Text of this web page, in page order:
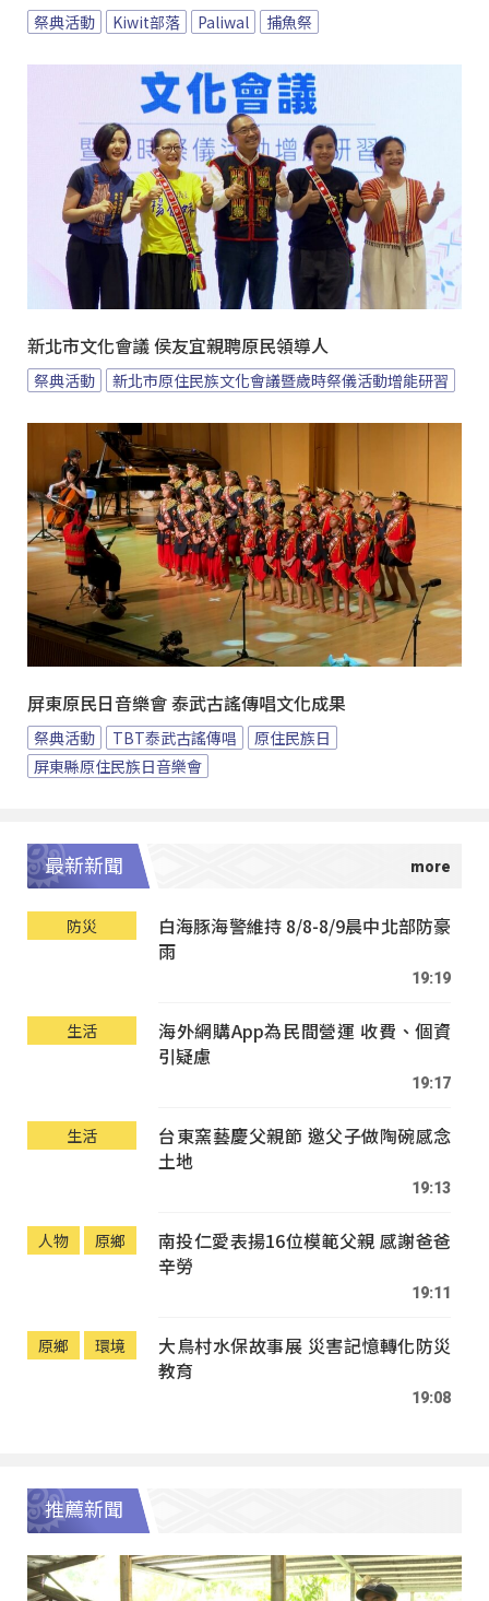
祭典活動 Kiwit部落 Paliwal 捕魚祭
新北市文化會議 侯友宜親聘原民領導人
祭典活動 新北市原住民族文化會議暨歲時祭儀活動增能研習
屏東原民日音樂會 泰武古謠傳唱文化成果
祭典活動 TBT泰武古謠傳唱
原住民族日
屏東縣原住民族日音樂會
最新新聞
防災
白海豚海警維持 8/8-8/9晨中北部防豪
雨
19:19
生活
海外網購App為民間營運 收費、個資
引疑慮
19:17
生活
台東窯藝慶父親節 邀父子做陶碗感念
土地
19:13
人物 原鄉
南投仁愛表揚16位模範父親 感謝爸爸
辛勞
19:11
原鄉 環境
大鳥村水保故事展 災害記憶轉化防災
教育
19:08
推薦新聞